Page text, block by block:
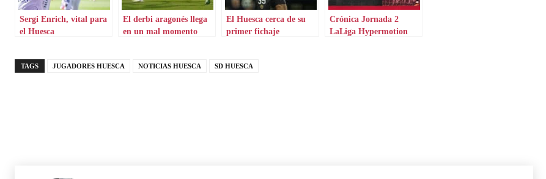
Sergi Enrich, vital para
el Huesca
El derbi aragonés llega
en un mal momento
El Huesca cerca de su
primer fichaje
Crónica Jornada 2
LaLiga Hypermotion
TAGS JUGADORES HUESCA NOTICIAS HUESCA SD HUESCA